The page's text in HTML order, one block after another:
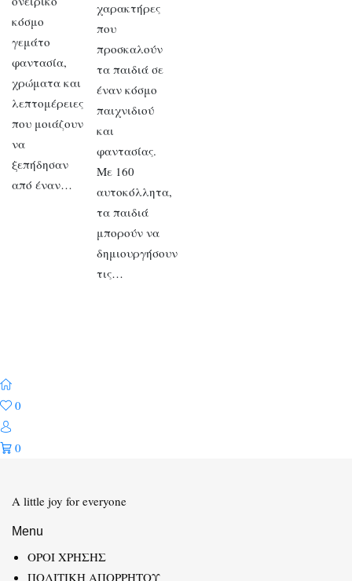
κόσμο
γεμάτο
φαντασία,
χρώματα και
λεπτομέρειες
που μοιάζουν
να
ξεπήδησαν
από έναν…
χαρακτήρες
που
προσκαλούν
τα παιδιά σε
έναν κόσμο
παιχνιδιού
και
φαντασίας.
Με 160
αυτοκόλλητα,
τα παιδιά
μπορούν να
δημιουργήσουν
τις…
0
0
A little joy for everyone
Menu
ΟΡΟΙ ΧΡΗΣΗΣ
ΠΟΛΙΤΙΚΗ ΑΠΟΡΡΗΤΟΥ